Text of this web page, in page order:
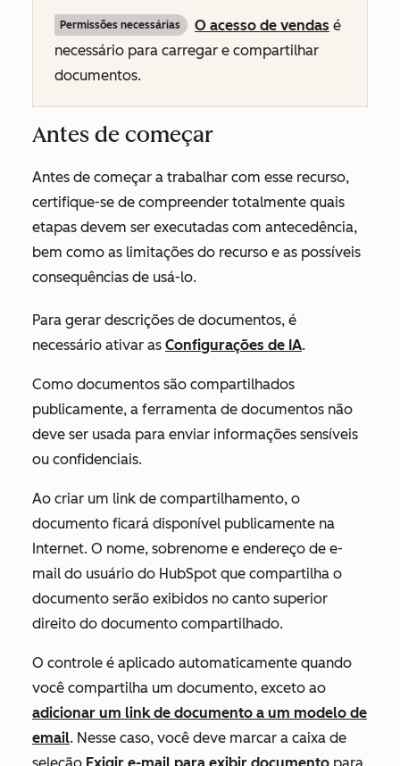
Permissões necessárias O acesso de vendas é
necessário para carregar e compartilhar
documentos.
Antes de começar
Antes de começar a trabalhar com esse recurso,
certifique-se de compreender totalmente quais
etapas devem ser executadas com antecedência,
bem como as limitações do recurso e as possíveis
consequências de usá-lo.
Para gerar descrições de documentos, é
necessário ativar as Configurações de IA.
Como documentos são compartilhados
publicamente, a ferramenta de documentos não
deve ser usada para enviar informações sensíveis
ou confidenciais.
Ao criar um link de compartilhamento, o
documento ficará disponível publicamente na
Internet. O nome, sobrenome e endereço de e-
mail do usuário do HubSpot que compartilha o
documento serão exibidos no canto superior
direito do documento compartilhado.
O controle é aplicado automaticamente quando
você compartilha um documento, exceto ao
adicionar um link de documento a um modelo de
email. Nesse caso, você deve marcar a caixa de